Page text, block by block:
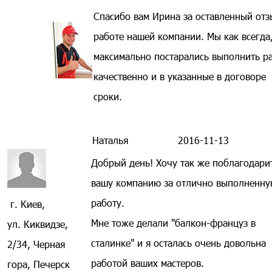
Спасибо вам Ирина за оставленный
работе нашей компании. Мы как
максимально постарались выполнить
качественно и в указанные в договоре
сроки.
г. Киев,
ул. Киквидзе,
2/34, Черная
гора, Печерск
Наталья
2016-11-13
Добрый день! Хочу так же
вашу компанию за отлично
работу.
Мне тоже делали "балкон-француз в
сталинке" и я осталась очень довольна
работой ваших мастеров.